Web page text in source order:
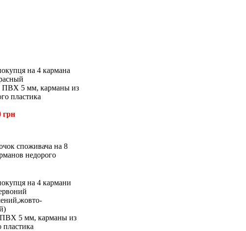
на 4 кармана
ПВХ 5 мм, карманы из
пластика
грн
на 4 кармани
ПВХ 5 мм, карманы из
пластика